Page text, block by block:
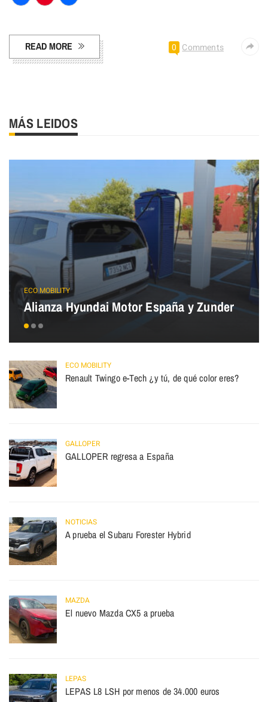
Facebook
Pinterest
Compartir
READ MORE 0 Comments
MÁS LEIDOS
ECO MOBILITY
Alianza Hyundai Motor España y Zunder
ECO MOBILITY
Renault Twingo e-Tech ¿y tú, de qué color eres?
GALLOPER
GALLOPER regresa a España
NOTICIAS
A prueba el Subaru Forester Hybrid
MAZDA
El nuevo Mazda CX5 a prueba
LEPAS
LEPAS L8 LSH por menos de 34.000 euros